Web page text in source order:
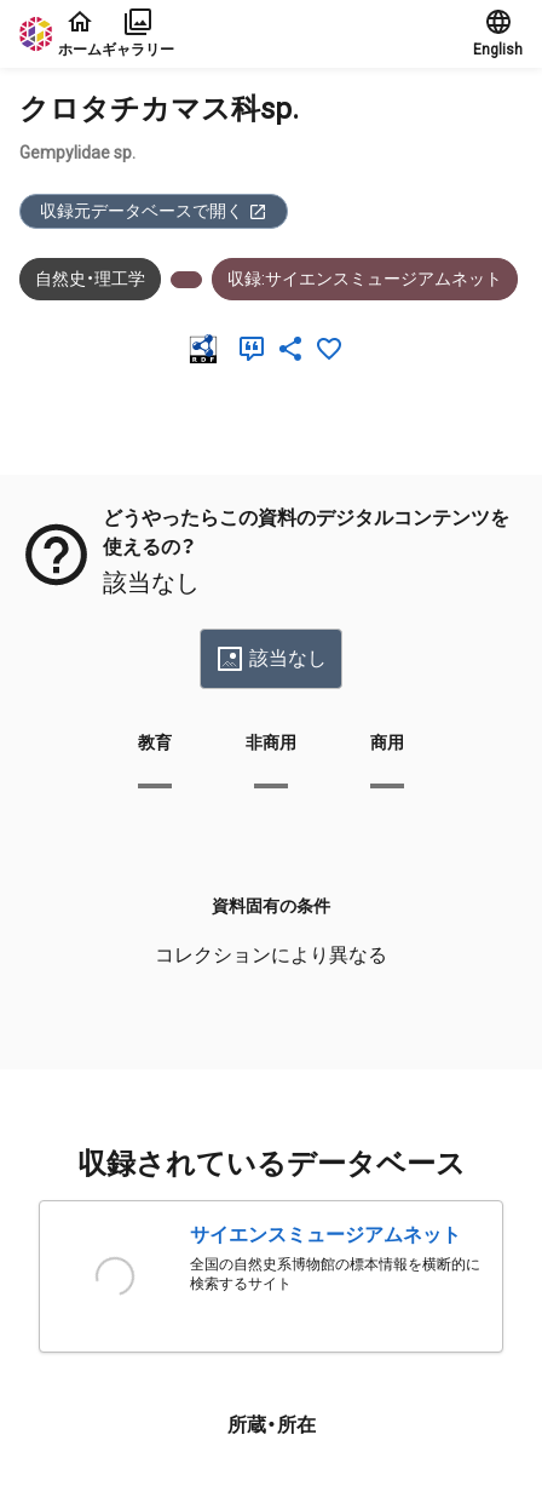
本文に飛ぶ
ホームギャラリー English
クロタチカマス科sp.
Gempylidae sp.
収録元データベースで開く
自然史・理工学 収録:サイエンスミュージアムネット
どうやったらこの資料のデジタルコンテンツを
使えるの？
該当なし
該当なし
教育 非商用 商用
資料固有の条件
コレクションにより異なる
収録されているデータベース
サイエンスミュージアムネット
全国の自然史系博物館の標本情報を横断的に
検索するサイト
所蔵・所在